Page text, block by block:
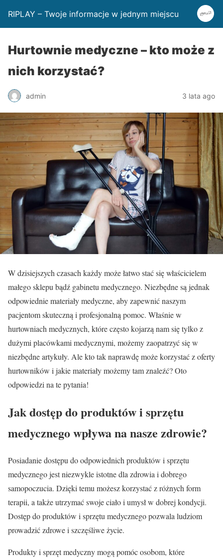
RIPLAY – Twoje informacje w jednym miejscu
Hurtownie medyczne – kto może z
nich korzystać?
admin 3 lata ago
W dzisiejszych czasach każdy może łatwo stać się właścicielem
małego sklepu bądź gabinetu medycznego. Niezbędne są jednak
odpowiednie materiały medyczne, aby zapewnić naszym
pacjentom skuteczną i profesjonalną pomoc. Właśnie w
hurtowniach medycznych, które często kojarzą nam się tylko z
dużymi placówkami medycznymi, możemy zaopatrzyć się w
niezbędne artykuły. Ale kto tak naprawdę może korzystać z oferty
hurtowników i jakie materiały możemy tam znaleźć? Oto
odpowiedzi na te pytania!
Jak dostęp do produktów i sprzętu
medycznego wpływa na nasze zdrowie?
Posiadanie dostępu do odpowiednich produktów i sprzętu
medycznego jest niezwykle istotne dla zdrowia i dobrego
samopoczucia. Dzięki temu możesz korzystać z różnych form
terapii, a także utrzymać swoje ciało i umysł w dobrej kondycji.
Dostęp do produktów i sprzętu medycznego pozwala ludziom
prowadzić zdrowe i szczęśliwe życie.
Produkty i sprzęt medyczny mogą pomóc osobom, które